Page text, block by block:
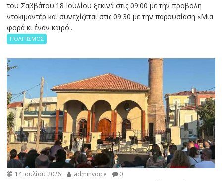
του Σαββάτου 18 Ιουλίου ξεκινά στις 09:00 με την προβολή
ντοκιμαντέρ και συνεχίζεται στις 09:30 με την παρουσίαση «Μια
φορά κι έναν καιρό...
ΠΟΛΙΤΙΣΜΟΣ
14 Ιουλίου 2026 adminvoice 0